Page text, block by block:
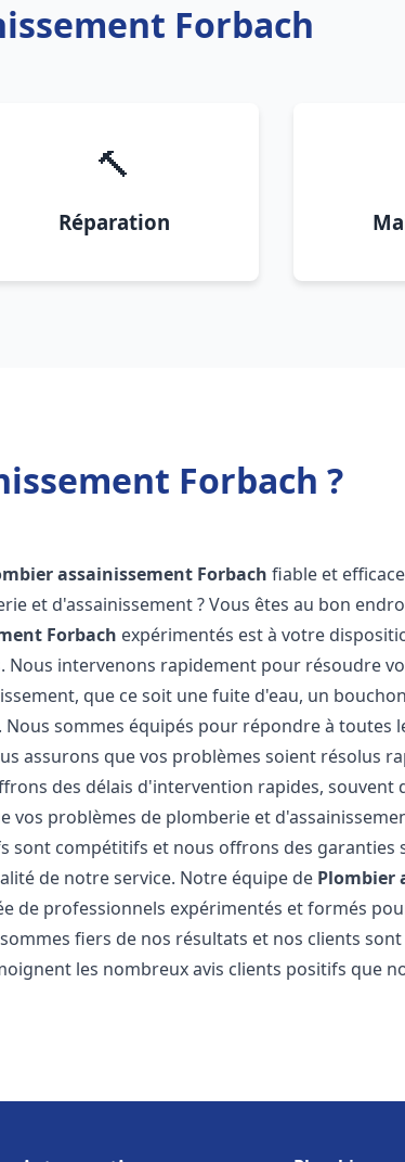
Forbach
🔨
Réparation
Forbach ?
assainissement Forbach fiable et
et d'assainissement ? Vous êtes au bon
Forbach expérimentés est à votre
Nous intervenons rapidement pour résoudre
que ce soit une fuite d'eau, un
sommes équipés pour répondre à toutes
assurons que vos problèmes soient résolus
des délais d'intervention rapides, souvent
vos problèmes de plomberie et
sont compétitifs et nous offrons des garanties
de notre service. Notre équipe de Plombier
de professionnels expérimentés et formés
fiers de nos résultats et nos clients
les nombreux avis clients positifs que